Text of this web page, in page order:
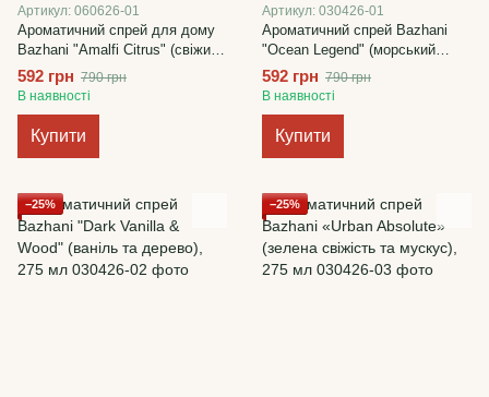
Артикул: 060626-01
Ароматичний спрей для дому
Bazhani "Amalfi Citrus" (свіжий
середземноморський
цитрусовий аромат), 275 мл
592 грн 790 грн
В наявності
Купити
Артикул: 030426-01
Ароматичний спрей Bazhani
"Ocean Legend" (морський
аромат), 275 мл
592 грн 790 грн
В наявності
Купити
−25% −25%